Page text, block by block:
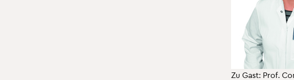
Zu Gast: Prof.